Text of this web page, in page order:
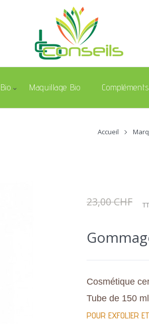
Maquillage Bio
Accueil
23,00 CHF
Cosmétique
Tube de 150
POUR EXFOLIER